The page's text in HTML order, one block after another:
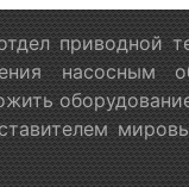
приводной
насосным